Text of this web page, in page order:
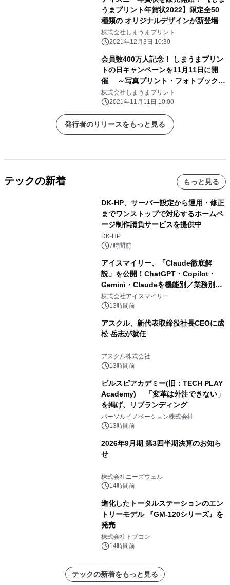
うまプリント年賀状2022】限定全50
種類の オリジナルデザインが新登場
株式会社しまうまプリント
2021年12月3日 10:30
会員数400万人記念！ しまうまプリン
トの日キャンペーンを11月11日に開
催 ～写真プリント・フォトブック・
年賀状・ アルバムの割引キャンペーン
を実施～
株式会社しまうまプリント
2021年11月11日 10:00
発行者のリリースをもっと見る
テックの新着 もっと見る
DK-HP、サーバー設定から運用・修正
までワンストップで対応するホームペ
ージ制作請負サービスを提供中
DK-HP
7時間前
アイスマイリー、「Claude徹底解
説」を公開！ChatGPT・Copilot・
Gemini・Claudeを機能別／業務別に
比較―自社に合う生成AIの選び方がわ
かる実践ガイド
株式会社アイスマイリー
13時間前
アスクル、新代表取締役社長CEOに成
松 岳志が就任
アスクル株式会社
13時間前
ビルスピアカデミー(旧：TECH PLAY
Academy) 「変革は外注できない」
を掲げ、リブランディング
パーソルイノベーション株式会社
13時間前
2026年9月期 第3四半期決算のお知ら
せ
株式会社ニーズウェル
14時間前
進化したトータルステーションのエン
トリーモデル 『GM-120シリーズ』を
発売
株式会社トプコン
14時間前
テックの新着をもっと見る